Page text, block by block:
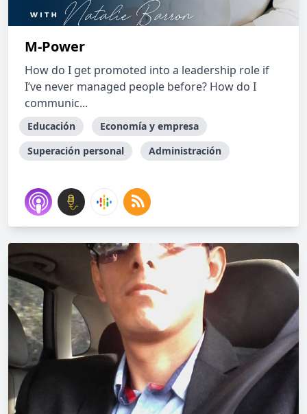
M-Power
How do I get promoted into a leadership role if
I’ve never managed people before? How do I
communic...
Educación
Economía y empresa
Superación personal
Administración